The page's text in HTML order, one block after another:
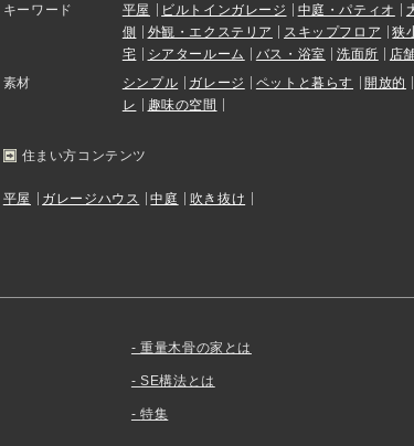
キーワード
平屋 ビルトインガレージ 中庭・パティオ
側
外観・エクステリア スキップフロア
狭
宅
シアタールーム バス・浴室 洗面所
店
素材
シンプル ガレージ ペットと暮らす
開放的
レ
趣味の空間
住まい方コンテンツ
平屋 ガレージハウス 中庭 吹き抜け
重量木骨の家とは
SE構法とは
特集